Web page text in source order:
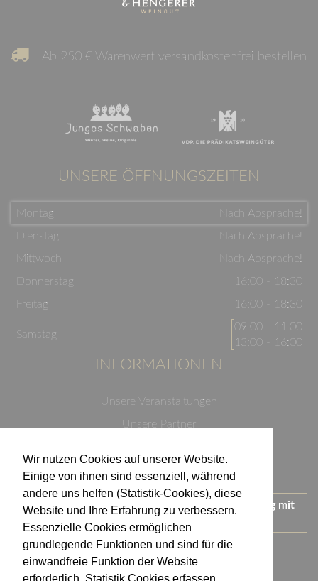
Wir nutzen Cookies auf unserer Website.
Einige von ihnen sind essenziell, während
andere uns helfen (Statistik-Cookies), diese
Website und Ihre Erfahrung zu verbessern.
Essenzielle Cookies ermöglichen
grundlegende Funktionen und sind für die
einwandfreie Funktion der Website
Ab 250 € Warenwert versandkostenfrei bestellen
UNSERE ÖFFNUNGSZEITEN
Montag
Nach Absprache!
Dienstag
Nach Absprache!
Mittwoch
Nach Absprache!
Donnerstag
16:00 - 18:30
Freitag
16:00 - 18:30
Samstag
09:00 - 11:00
13:00 - 16:00
INFORMATIONEN
Unsere Veranstaltungen
Unsere Partner
Impressum
Wir treten für einen verantwortungsvollen Umgang mit
Alkohol ein.
KONTAKT